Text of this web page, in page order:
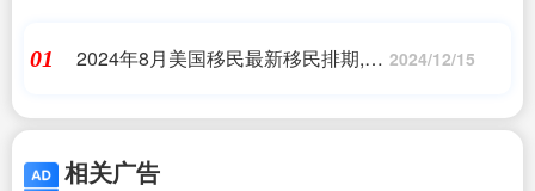
01
2024年8月美国移民最新移民排期,一
【2024排期、配额、评估表】,美国
2024/12/15
相关广告